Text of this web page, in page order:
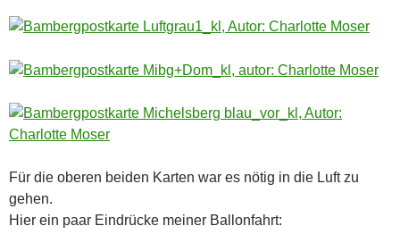
Für die oberen beiden Karten war es nötig in die Luft zu
gehen.
Hier ein paar Eindrücke meiner Ballonfahrt: